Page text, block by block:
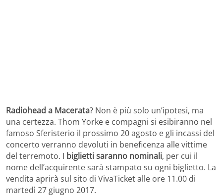
Radiohead a Macerata? Non è più solo un’ipotesi, ma
una certezza. Thom Yorke e compagni si esibiranno nel
famoso Sferisterio il prossimo 20 agosto e gli incassi del
concerto verranno devoluti in beneficenza alle vittime
del terremoto. I biglietti saranno nominali, per cui il
nome dell’acquirente sarà stampato su ogni biglietto. La
vendita aprirà sul sito di VivaTicket alle ore 11.00 di
martedì 27 giugno 2017.